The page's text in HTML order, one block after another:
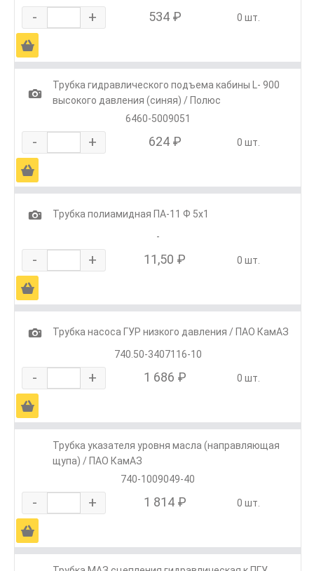
- + 534 ₽ 0 шт.
Ä
1
Трубка гидравлического подъема кабины L- 900
высокого давления (синяя) / Полюс
6460-5009051
- + 624 ₽ 0 шт.
Ä
1
Трубка полиамидная ПА-11 Ф 5х1
-
- + 11,50 ₽ 0 шт.
Ä
1
Трубка насоса ГУР низкого давления / ПАО КамАЗ
740.50-3407116-10
- + 1 686 ₽ 0 шт.
Ä
Трубка указателя уровня масла (направляющая
щупа) / ПАО КамАЗ
740-1009049-40
- + 1 814 ₽ 0 шт.
Ä